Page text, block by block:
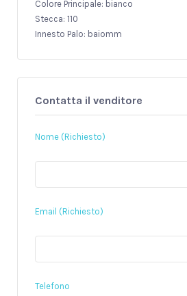
Colore Principale: bianco
Stecca: 110
Innesto Palo: baiomm
Contatta il venditore
Nome (Richiesto)
Email (Richiesto)
Telefono